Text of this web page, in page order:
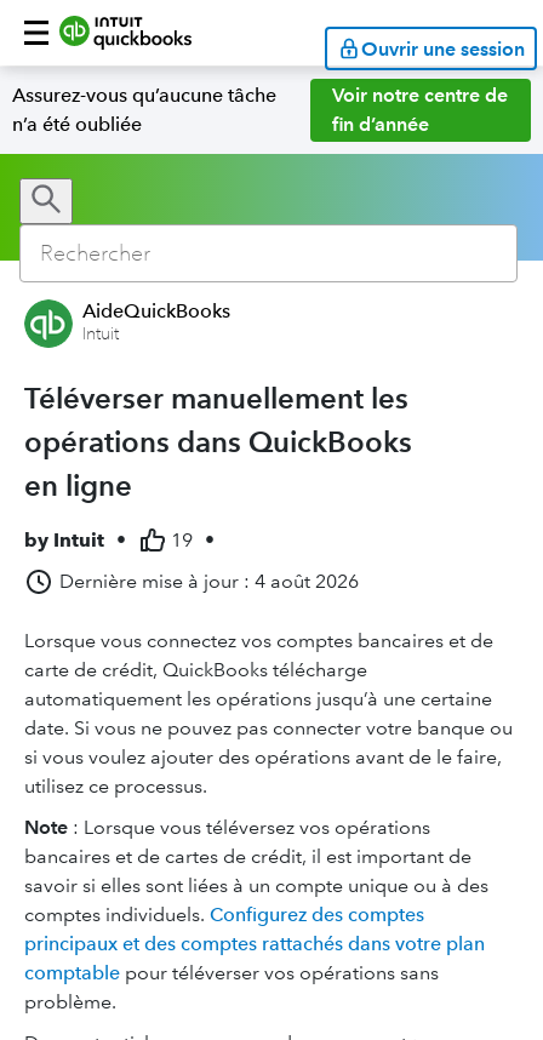
Ouvrir une session
Assurez-vous qu’aucune tâche
n’a été oubliée
Voir notre centre de
fin d’année
AideQuickBooks
Intuit
Téléverser manuellement les
opérations dans QuickBooks
en ligne
by Intuit • 19 •
Dernière mise à jour : 4 août 2026
Lorsque vous connectez vos comptes bancaires et de
carte de crédit, QuickBooks télécharge
automatiquement les opérations jusqu’à une certaine
date. Si vous ne pouvez pas connecter votre banque ou
si vous voulez ajouter des opérations avant de le faire,
utilisez ce processus.
Note : Lorsque vous téléversez vos opérations
bancaires et de cartes de crédit, il est important de
savoir si elles sont liées à un compte unique ou à des
comptes individuels. Configurez des comptes
principaux et des comptes rattachés dans votre plan
comptable pour téléverser vos opérations sans
problème.